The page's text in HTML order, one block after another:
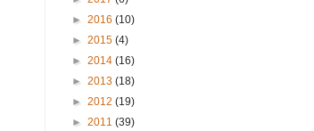
► 2016 (10)
► 2015 (4)
► 2014 (16)
► 2013 (18)
► 2012 (19)
► 2011 (39)